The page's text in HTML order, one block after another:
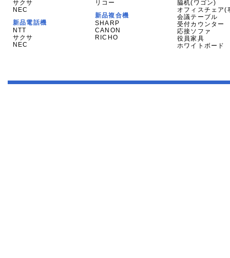
サクサ
NEC
新品電話機
NTT
サクサ
NEC
リコー
新品複合機
SHARP
CANON
RICHO
脇机(ワゴン)
オフィスチェア(
会議テーブル
受付カウンター
応接ソファ
役員家具
ホワイトボード